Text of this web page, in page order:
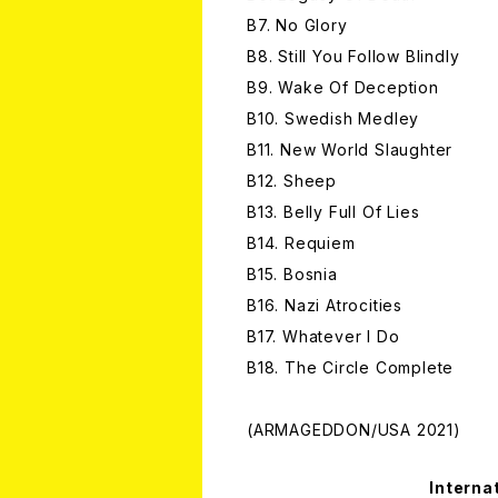
B7. No Glory
B8. Still You Follow Blindly
B9. Wake Of Deception
B10. Swedish Medley
B11. New World Slaughter
B12. Sheep
B13. Belly Full Of Lies
B14. Requiem
B15. Bosnia
B16. Nazi Atrocities
B17. Whatever I Do
B18. The Circle Complete
(ARMAGEDDON/USA 2021)